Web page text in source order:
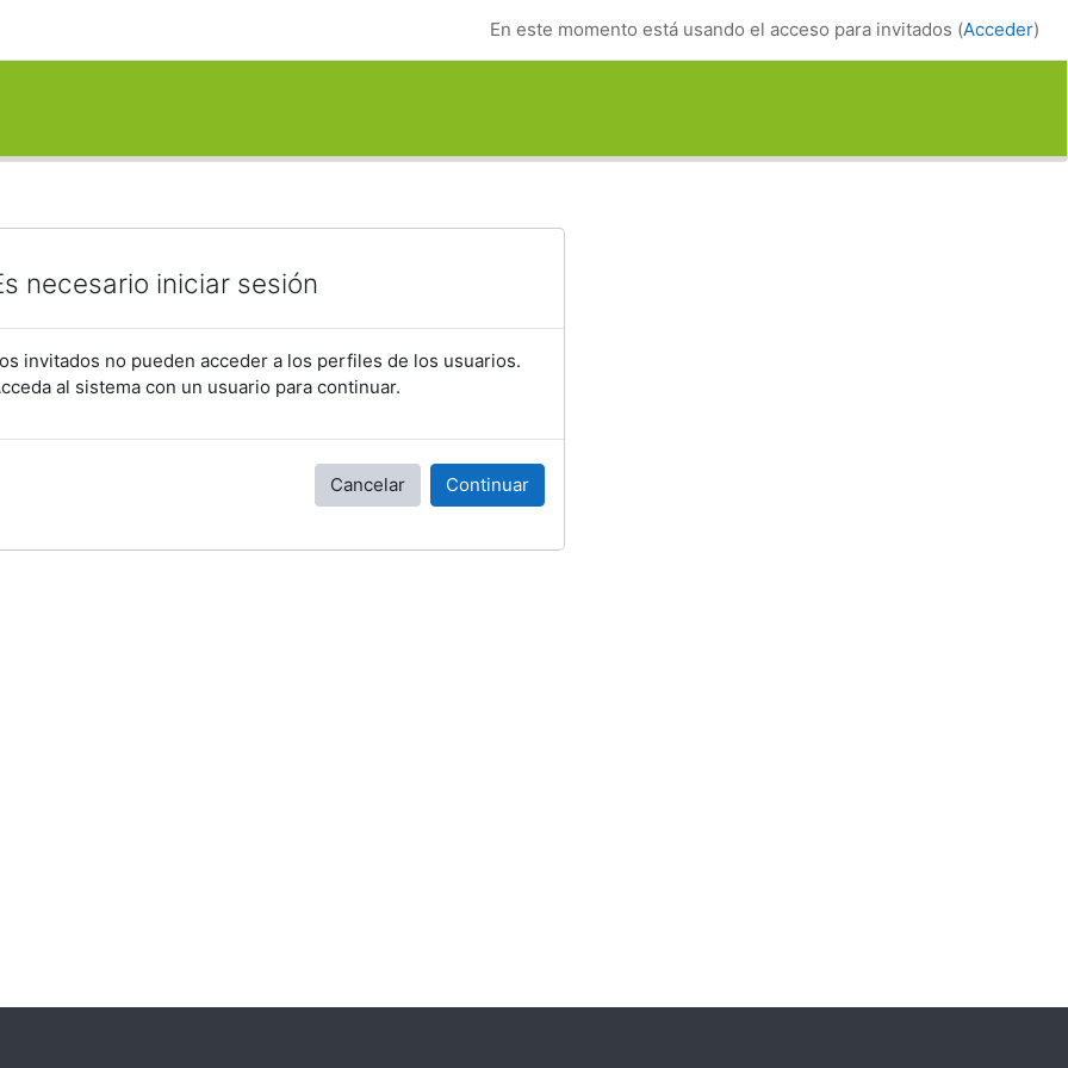
En este momento está usando el acceso para invitados (Acceder)
necesario iniciar sesión
invitados no pueden acceder a los perfiles de los usuarios.
al sistema con un usuario para continuar.
Cancelar Continuar